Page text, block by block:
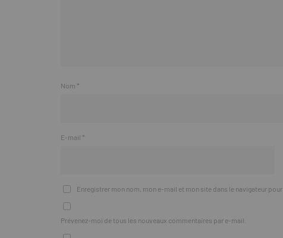
Nom *
E-mail *
Enregistrer mon nom, mon e-mail et mon site dans le navigateur
Prévenez-moi de tous les nouveaux commentaires par e-mail.